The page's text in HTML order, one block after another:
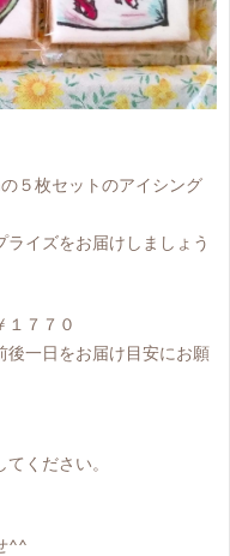
５枚セットのアイシング
イズをお届けしましょう
７７０
後一日をお届け目安にお願
ください。
^^